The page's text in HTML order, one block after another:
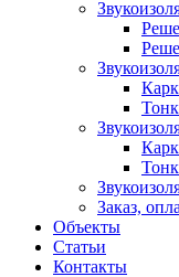
Заказ,
Объекты
Статьи
Контакты